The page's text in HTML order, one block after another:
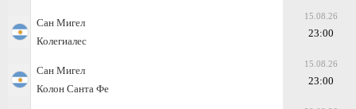
Сан Мигел
Колегиалес
15.08.26
23:00
Сан Мигел
Колон Санта Фе
15.08.26
23:00